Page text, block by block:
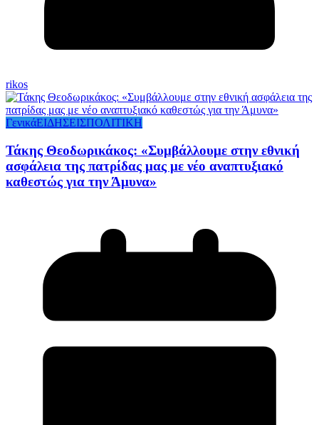
rikos
ΓενικάΕΙΔΗΣΕΙΣΠΟΛΙΤΙΚΗ
Τάκης Θεοδωρικάκος: «Συμβάλλουμε στην εθνική
ασφάλεια της πατρίδας μας με νέο αναπτυξιακό
καθεστώς για την Άμυνα»